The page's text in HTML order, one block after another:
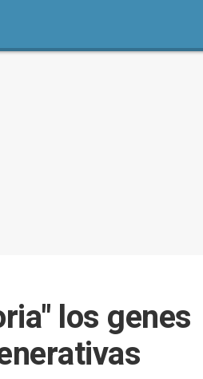
los genes